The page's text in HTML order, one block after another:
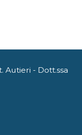
Autieri - Dott.ssa